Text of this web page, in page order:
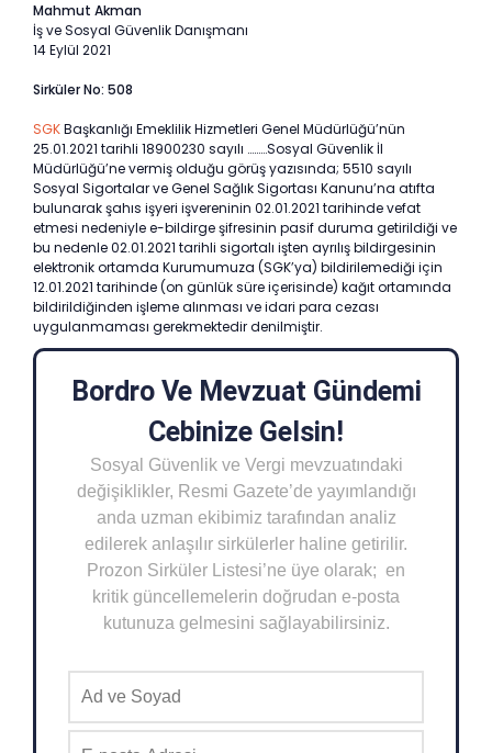
Mahmut Akman
İş ve Sosyal Güvenlik Danışmanı
14 Eylül 2021
Sirküler No: 508
SGKBaşkanlığı Emeklilik Hizmetleri Genel Müdürlüğü’nün
25.01.2021 tarihli 18900230 sayılı ………Sosyal Güvenlik İl
Müdürlüğü’ne vermiş olduğu görüş yazısında; 5510 sayılı
Sosyal Sigortalar ve Genel Sağlık Sigortası Kanunu’na atıfta
bulunarak şahıs işyeri işvereninin 02.01.2021 tarihinde vefat
etmesi nedeniyle e-bildirge şifresinin pasif duruma getirildiği ve
bu nedenle 02.01.2021 tarihli sigortalı işten ayrılış bildirgesinin
elektronik ortamda Kurumumuza (SGK’ya) bildirilemediği için
12.01.2021 tarihinde (on günlük süre içerisinde) kağıt ortamında
bildirildiğinden işleme alınması ve idari para cezası
uygulanmaması gerekmektedir denilmiştir.
Bordro Ve Mevzuat Gündemi
Cebinize Gelsin!
Sosyal Güvenlik ve Vergi mevzuatındaki
değişiklikler, Resmi Gazete’de yayımlandığı
anda uzman ekibimiz tarafından analiz
edilerek anlaşılır sirkülerler haline getirilir.
Prozon Sirküler Listesi’ne üye olarak; en
kritik güncellemelerin doğrudan e-posta
kutunuza gelmesini sağlayabilirsiniz.